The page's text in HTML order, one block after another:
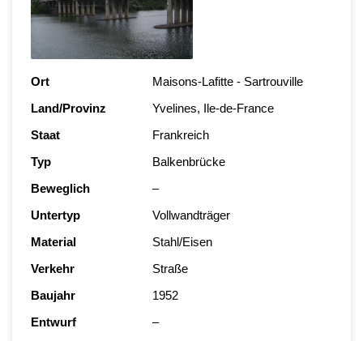
Ort
Maisons-Lafitte - Sartrouville
Land/Provinz
Yvelines, Ile-de-France
Staat
Frankreich
Typ
Balkenbrücke
Beweglich
–
Untertyp
Vollwandträger
Material
Stahl/Eisen
Verkehr
Straße
Baujahr
1952
Entwurf
–